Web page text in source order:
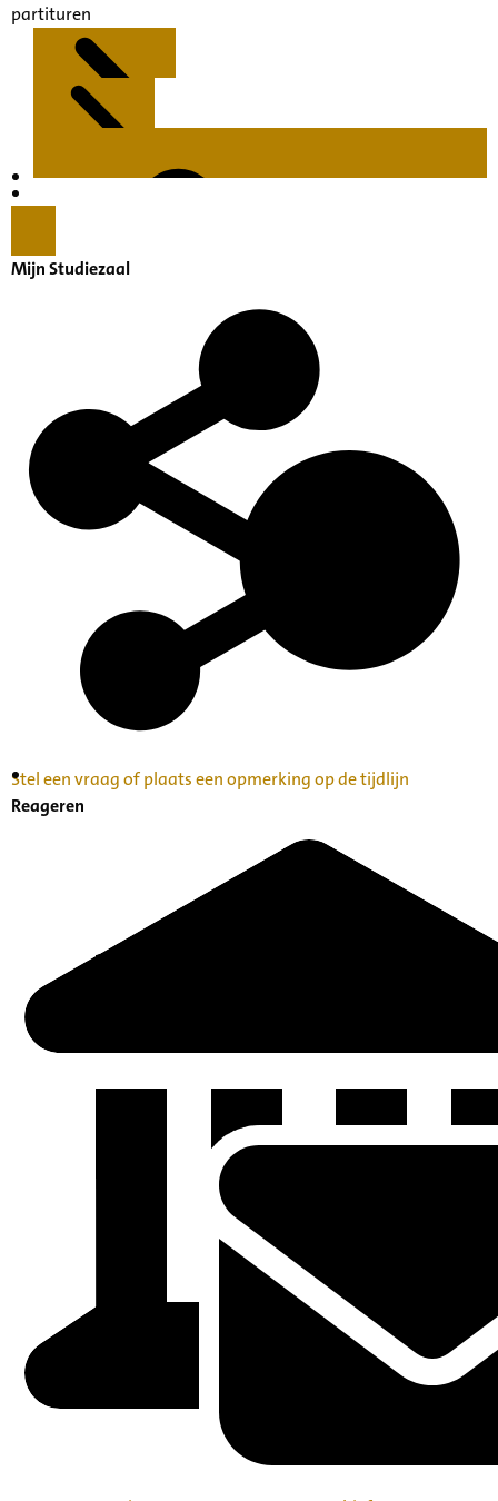
partituren
Inventaris Betekende partituren, geordend op
Mijn Studiezaal
Stel een vraag of plaats een opmerking op de tijdlijn
Reageren